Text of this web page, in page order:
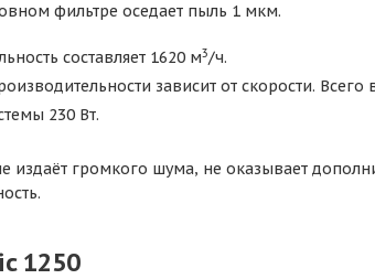
фильтре оседает пыль 1 мкм.
составляет 1620 м3/ч.
зависит от скорости.
230 Вт.
издаёт громкого шума, не оказывает
1250